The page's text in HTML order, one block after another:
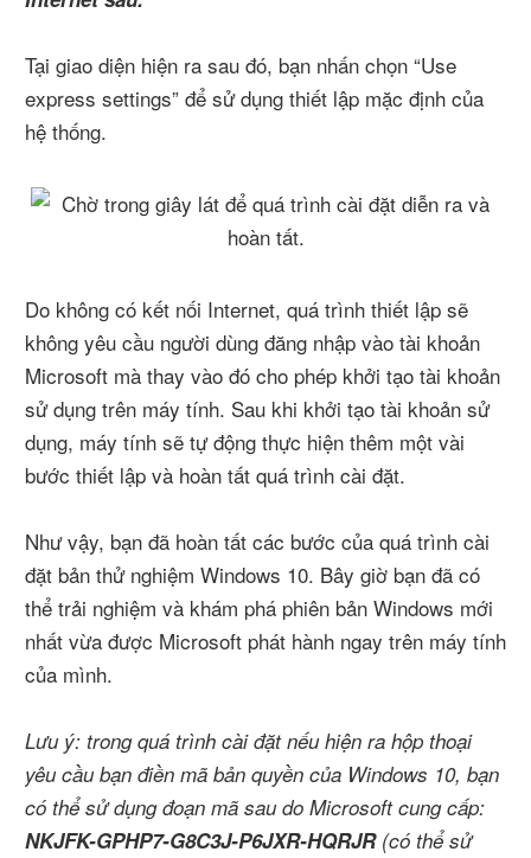
Tại giao diện hiện ra sau đó, bạn nhấn chọn “Use
express settings” để sử dụng thiết lập mặc định của
hệ thống.
Do không có kết nối Internet, quá trình thiết lập sẽ
không yêu cầu người dùng đăng nhập vào tài khoản
Microsoft mà thay vào đó cho phép khởi tạo tài khoản
sử dụng trên máy tính. Sau khi khởi tạo tài khoản sử
dụng, máy tính sẽ tự động thực hiện thêm một vài
bước thiết lập và hoàn tất quá trình cài đặt.
Như vậy, bạn đã hoàn tất các bước của quá trình cài
đặt bản thử nghiệm Windows 10. Bây giờ bạn đã có
thể trải nghiệm và khám phá phiên bản Windows mới
nhất vừa được Microsoft phát hành ngay trên máy tính
của mình.
Lưu ý: trong quá trình cài đặt nếu hiện ra hộp thoại
yêu cầu bạn điền mã bản quyền của Windows 10, bạn
có thể sử dụng đoạn mã sau do Microsoft cung cấp:
NKJFK-GPHP7-G8C3J-P6JXR-HQRJR(có thể sử